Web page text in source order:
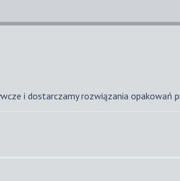
i dostarczamy rozwiązania